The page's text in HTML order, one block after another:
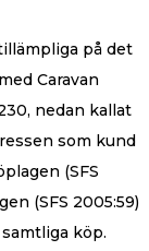
på det
Caravan
nedan kallat
som kund
(SFS
(SFS 2005:59)
köp.